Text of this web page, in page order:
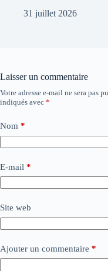
31 juillet 2026
Laisser un commentaire
Votre adresse e-mail ne sera pas
indiqués avec *
Nom *
E-mail *
Site web
Ajouter un commentaire *